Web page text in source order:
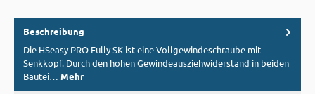
Beschreibung
Die HSeasy PRO Fully SK ist eine Vollgewindeschraube mit
Senkkopf. Durch den hohen Gewindeausziehwiderstand in beiden
Bautei… Mehr